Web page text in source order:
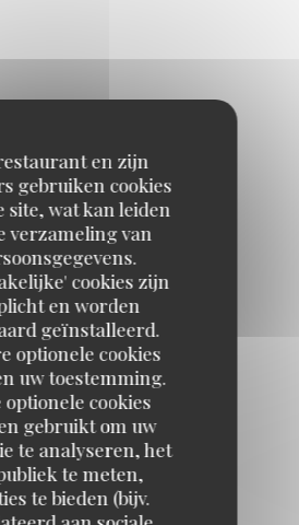
en zijn
gebruiken cookies
site, wat kan leiden
verzameling van
cookies zijn
en worden
geïnstalleerd.
optionele cookies
uw toestemming.
optionele cookies
gebruikt om uw
te analyseren, het
te meten,
te bieden (bijv.